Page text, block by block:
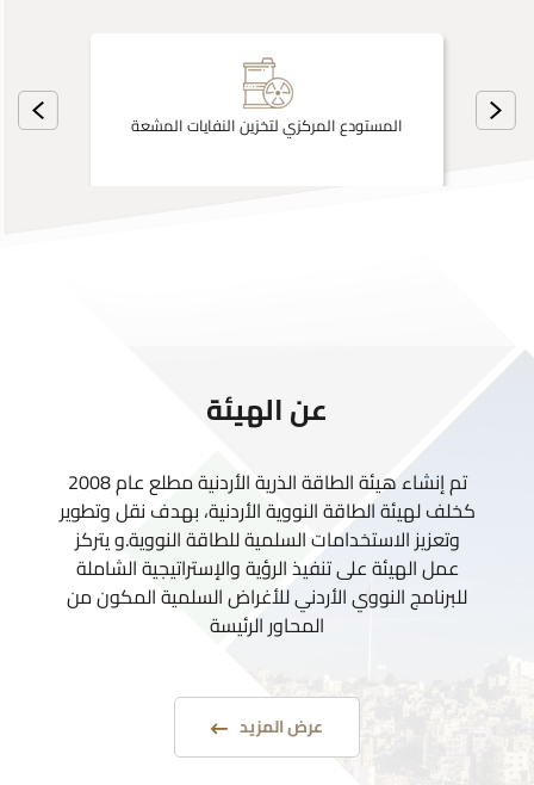
المستودع المركزي لتخزين النفايات المشعة
عن الهيئة
تم إنشاء هيئة الطاقة الذرية الأردنية مطلع عام 2008
كخلف لهيئة الطاقة النووية الأردنية، بهدف نقل وتطوير
وتعزيز الاستخدامات السلمية للطاقة النووية.و يتركز
عمل الهيئة على تنفيذ الرؤية والإستراتيجية الشاملة
للبرنامج النووي الأردني للأغراض السلمية المكون من
المحاور الرئيسة
عرض المزيد